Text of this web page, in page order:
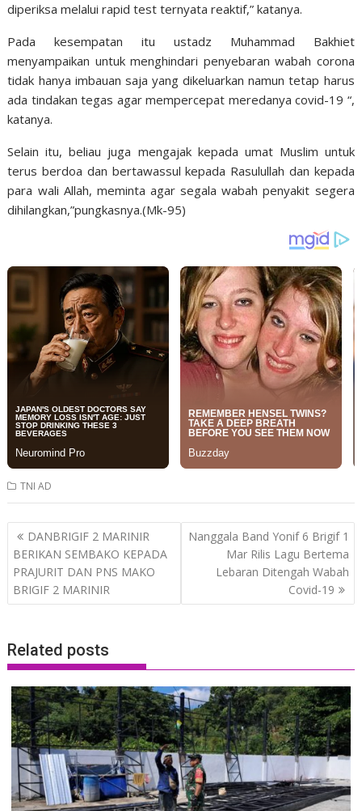
diperiksa melalui rapid test ternyata reaktif,” katanya.
Pada kesempatan itu ustadz Muhammad Bakhiet
menyampaikan untuk menghindari penyebaran wabah corona
tidak hanya imbauan saja yang dikeluarkan namun tetap harus
ada tindakan tegas agar mempercepat meredanya covid-19 “,
katanya.
Selain itu, beliau juga mengajak kepada umat Muslim untuk
terus berdoa dan bertawassul kepada Rasulullah dan kepada
para wali Allah, meminta agar segala wabah penyakit segera
dihilangkan,”pungkasnya.(Mk-95)
TNI AD
Post
navigation
DANBRIGIF 2 MARINIR
BERIKAN SEMBAKO KEPADA
PRAJURIT DAN PNS MAKO
BRIGIF 2 MARINIR
Nanggala Band Yonif 6 Brigif 1
Mar Rilis Lagu Bertema
Lebaran Ditengah Wabah
Covid-19
Related posts